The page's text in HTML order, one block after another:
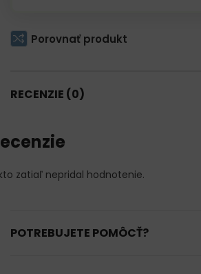
Porovnať produkt
RECENZIE (0)
zatiaľ nepridal hodnotenie.
POTREBUJETE POMÔCŤ?